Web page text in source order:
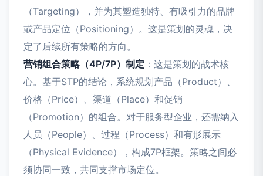
（Targeting），并为其塑造独特、有吸引力的品牌
或产品定位（Positioning）。这是策划的灵魂，决
定了后续所有策略的方向。
营销组合策略（4P/7P）制定 ：这是策划的战术核
心。基于STP的结论，系统规划产品（Product）、
价格（Price）、渠道（Place）和促销
（Promotion）的组合。对于服务型企业，还需纳入
人员（People）、过程（Process）和有形展示
（Physical Evidence），构成7P框架。策略之间必
须协同一致，共同支撑市场定位。